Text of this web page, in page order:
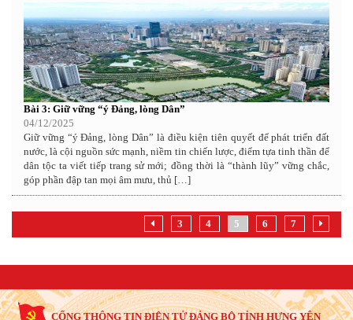
Bài 3: Giữ vững “ý Đảng, lòng Dân”
04/12/2025
Giữ vững “ý Đảng, lòng Dân” là điều kiện tiên quyết để phát triển đất
nước, là cội nguồn sức mạnh, niềm tin chiến lược, điểm tựa tinh thần để
dân tộc ta viết tiếp trang sử mới; đồng thời là “thành lũy” vững chắc,
góp phần đập tan mọi âm mưu, thủ […]
3 4 5 6 7
CỔNG THÔNG TIN ĐIỆN TỬ ĐẢNG BỘ TỈNH HƯNG YÊN